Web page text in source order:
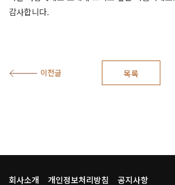
감사합니다.
이전글 목록
회사소개 개인정보처리방침 공지사항